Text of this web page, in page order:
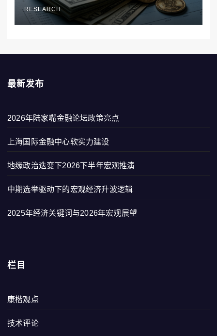
RESEARCH
最新发布
2026年陆家嘴金融论坛政策亮点
上海国际金融中心软实力建设
地缘政治迭变下2026下半年宏观推演
中期选举驱动下的宏观经济升波逻辑
2025年经济关键词与2026年宏观展望
栏目
康楷观点
技术评论